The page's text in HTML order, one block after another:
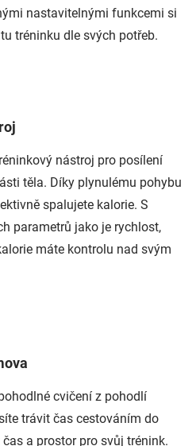
nastavitelnými funkcemi si
tréninku dle svých potřeb.
nástroj pro posílení
těla. Díky plynulému pohybu
spalujete kalorie. S
parametrů jako je rychlost,
máte kontrolu nad svým
cvičení z pohodlí
trávit čas cestováním do
a prostor pro svůj trénink.